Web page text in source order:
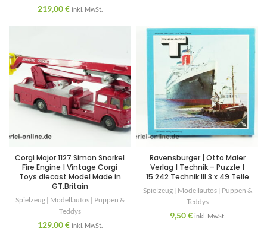
219,00€ inkl. MwSt.
Corgi Major 1127 Simon Snorkel
Fire Engine | Vintage Corgi
Toys diecast Model Made in
GT.Britain
Spielzeug | Modellautos | Puppen &
Teddys
129,00€ inkl. MwSt.
Ravensburger | Otto Maier
Verlag | Technik – Puzzle |
15.242 Technik III 3 x 49 Teile
Spielzeug | Modellautos | Puppen &
Teddys
9,50€ inkl. MwSt.